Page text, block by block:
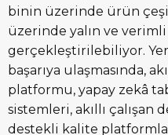
binin üzerinde ürün
üzerinde yalın ve
gerçekleştirilebiliyor.
başarıya ulaşmasında,
platformu, yapay zekâ
sistemleri, akıllı çalışan
destekli kalite